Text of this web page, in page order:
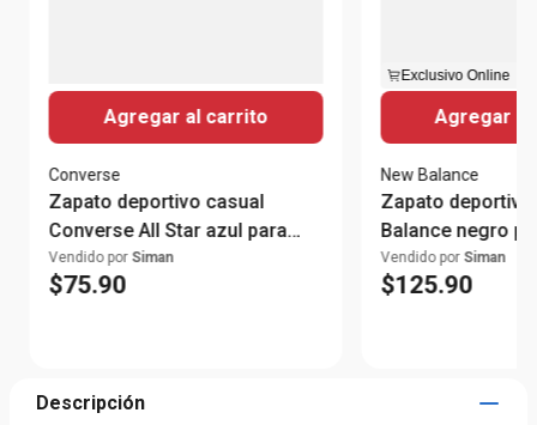
Agregar al carrito
Converse
Zapato deportivo casual
Converse All Star azul para
hombre
Vendido por Siman
$75.90
Exclusivo Online
Agregar
New Balance
Zapato deportivo
Balance negro
Vendido por Siman
$125.90
Descripción